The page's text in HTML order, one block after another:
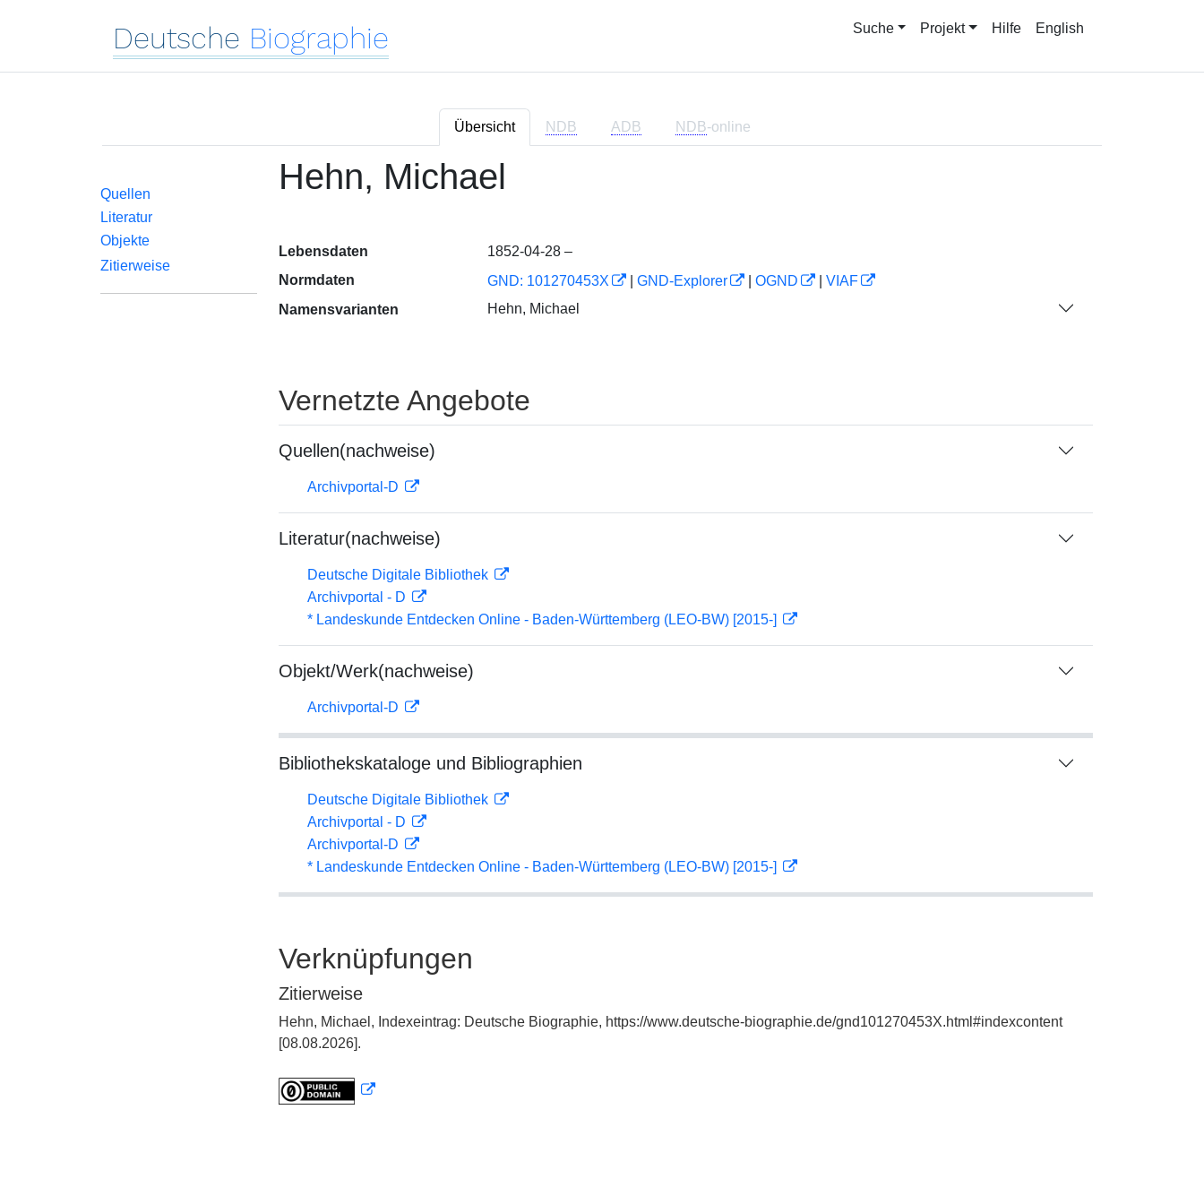
Deutsche Biographie Suche Projekt Hilfe English
Übersicht NDB ADB NDB-online
Quellen
Literatur
Objekte
Zitierweise
Hehn, Michael
Lebensdaten
1852-04-28 –
Normdaten
GND: 101270453X GND-Explorer OGND
VIAF
Namensvarianten
Hehn, Michael
Vernetzte Angebote
Quellen(nachweise)
Archivportal-D
Literatur(nachweise)
Deutsche Digitale Bibliothek
Archivportal - D
* Landeskunde Entdecken Online - Baden-Württemberg (LEO-BW) [2015-]
Objekt/Werk(nachweise)
Archivportal-D
Bibliothekskataloge und Bibliographien
Deutsche Digitale Bibliothek
Archivportal - D
Archivportal-D
* Landeskunde Entdecken Online - Baden-Württemberg (LEO-BW) [2015-]
Verknüpfungen
Zitierweise
Hehn, Michael, Indexeintrag: Deutsche Biographie, https://www.deutsche-biographie.de/gnd101270453X.html#indexcontent
[08.08.2026].